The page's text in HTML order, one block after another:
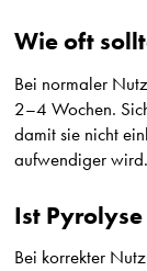
Wie oft
Bei normaler
2–4 Wochen.
damit sie nicht
aufwendiger wird.
Ist
Bei korrekter